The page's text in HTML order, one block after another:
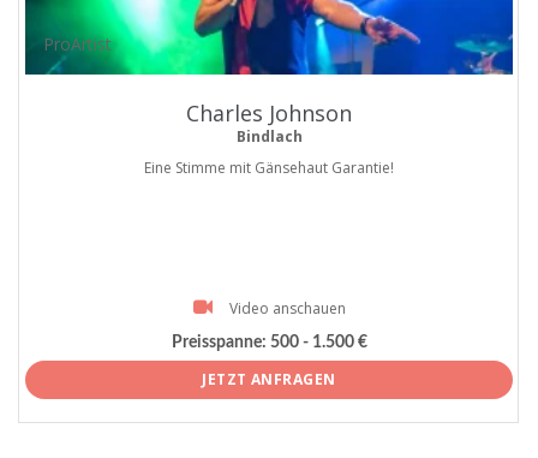
ProArtist
Charles Johnson
Bindlach
Eine Stimme mit Gänsehaut Garantie!
Video anschauen
Preisspanne: 500 - 1.500 €
JETZT ANFRAGEN